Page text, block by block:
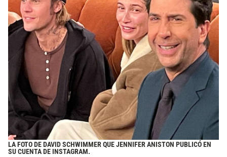
LA FOTO DE DAVID SCHWIMMER QUE JENNIFER ANISTON PUBLICÓ EN
SU CUENTA DE INSTAGRAM.